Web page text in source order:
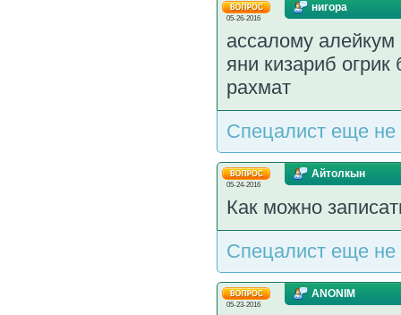
05-26-2016
нигора
ассалому
яни кизариб
рахмат
Спецалист еще не
05-24-2016
Айтолкын
Как можно
Спецалист еще не
05-23-2016
ANONIM